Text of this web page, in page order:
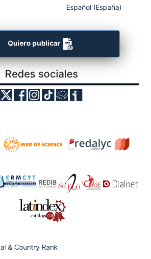
Español (España)
Quiero publicar
Redes sociales